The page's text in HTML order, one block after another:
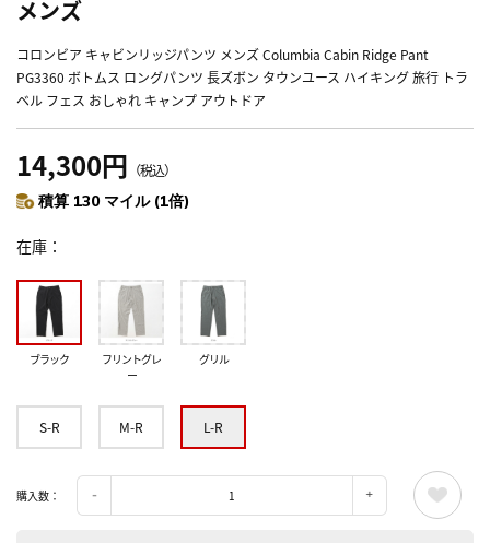
メンズ
コロンビア キャビンリッジパンツ メンズ Columbia Cabin Ridge Pant
PG3360 ボトムス ロングパンツ 長ズボン タウンユース ハイキング 旅行 トラ
ベル フェス おしゃれ キャンプ アウトドア
14,300円 （税込）
積算 130 マイル (1倍)
在庫
ブラック
フリントグレ
ー
グリル
S-R M-R L-R
購入数：